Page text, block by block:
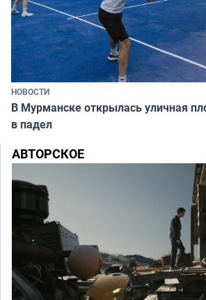
НОВОСТИ
В Мурманске открылась уличная
в падел
АВТОРСКОЕ